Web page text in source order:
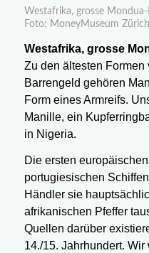
Westafrika, grosse
Foto: MoneyMuseum
Westafrika, grosse
Zu den ältesten Formen
Barrengeld gehören
Form eines Armreifs.
Manille, ein
in Nigeria.
Die ersten
portugiesischen
Händler sie
afrikanischen Pfeffer
Quellen darüber
14./15. Jahrhundert.